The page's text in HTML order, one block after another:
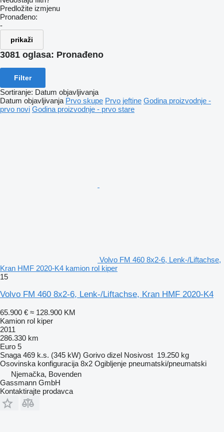
Predložite izmjenu
Pronađeno:
-
prikaži
3081 oglasa: Pronađeno
Filter
Sortiranje: Datum objavljivanja
Datum objavljivanja Prvo skupe Prvo jeftine Godina proizvodnje -
prvo novi Godina proizvodnje - prvo stare
Volvo FM 460 8x2-6, Lenk-/Liftachse,
Kran HMF 2020-K4 kamion rol kiper
15
Volvo FM 460 8x2-6, Lenk-/Liftachse, Kran HMF 2020-K4
65.900 € ≈ 128.900 KM
Kamion rol kiper
2011
286.330 km
Euro 5
Snaga 469 k.s. (345 kW) Gorivo dizel Nosivost 19.250 kg
Osovinska konfiguracija 8x2 Ogibljenje pneumatski/pneumatski
Njemačka, Bovenden
Gassmann GmbH
Kontaktirajte prodavca